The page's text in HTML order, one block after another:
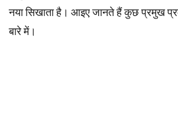
नया सिखाता है। आइए जानते हैं कुछ प्रमुख
बारे में।